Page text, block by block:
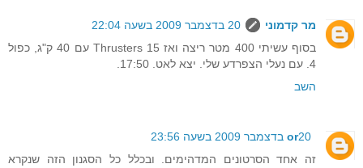
מר קדמוני
20 בדצמבר 2009 בשעה 22:04
בסוף עשיתי 400 מטר ריצה ואז 15 Thrusters עם 40 ק"ג, כפול
4. עם נעלי הצפרדע שלי. יצא לאט. 17:50.
השב
or20 בדצמבר 2009 בשעה 23:56
זה אחד הסרטונים המדהימים. ובכלל כל הסגנון הזה שנקרא